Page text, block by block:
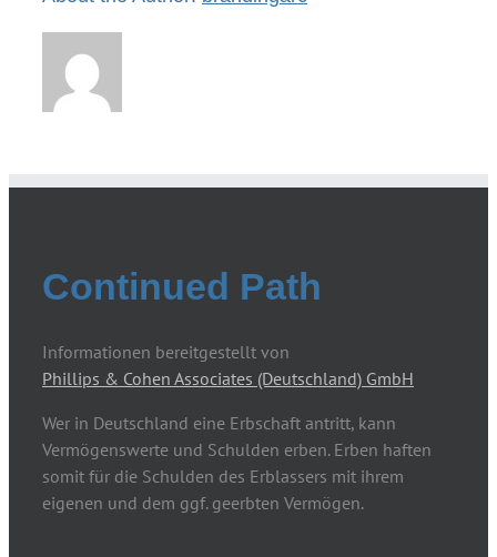
Continued Path
Informationen bereitgestellt von
Phillips & Cohen Associates (Deutschland) GmbH
Wer in Deutschland eine Erbschaft antritt, kann
Vermögenswerte und Schulden erben. Erben haften
somit für die Schulden des Erblassers mit ihrem
eigenen und dem ggf. geerbten Vermögen.